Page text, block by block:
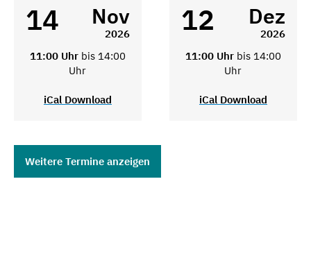
14 Nov
2026
11:00 Uhr bis 14:00
Uhr
iCal Download
12 Dez
2026
11:00 Uhr bis 14:00
Uhr
iCal Download
Weitere Termine anzeigen